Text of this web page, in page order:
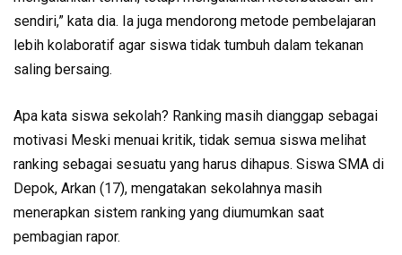
sendiri,” kata dia. Ia juga mendorong metode pembelajaran
lebih kolaboratif agar siswa tidak tumbuh dalam tekanan
saling bersaing.
Apa kata siswa sekolah? Ranking masih dianggap sebagai
motivasi Meski menuai kritik, tidak semua siswa melihat
ranking sebagai sesuatu yang harus dihapus. Siswa SMA di
Depok, Arkan (17), mengatakan sekolahnya masih
menerapkan sistem ranking yang diumumkan saat
pembagian rapor.